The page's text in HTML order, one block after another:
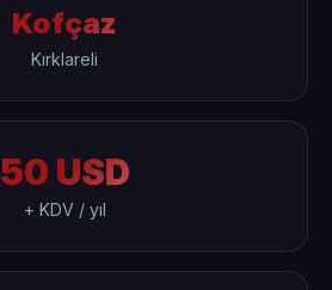
Kofçaz
Kırklareli
50 USD
+ KDV / yıl